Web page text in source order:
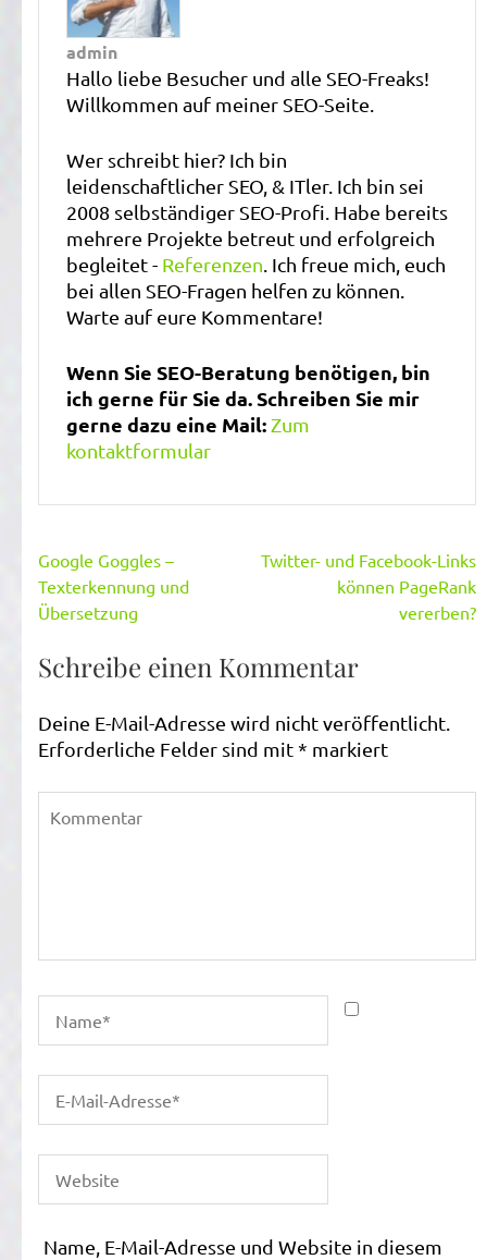
admin
Hallo liebe Besucher und alle SEO-Freaks!
Willkommen auf meiner SEO-Seite.
Wer schreibt hier? Ich bin
leidenschaftlicher SEO, & ITler. Ich bin sei
2008 selbständiger SEO-Profi. Habe bereits
mehrere Projekte betreut und erfolgreich
begleitet - Referenzen . Ich freue mich, euch
bei allen SEO-Fragen helfen zu können.
Warte auf eure Kommentare!
Wenn Sie SEO-Beratung benötigen, bin
ich gerne für Sie da. Schreiben Sie mir
gerne dazu eine Mail: Zum
kontaktformular
Beitragsnavigation
Google Goggles –
Texterkennung und
Übersetzung
Twitter- und Facebook-Links
können PageRank
vererben?
Schreibe einen Kommentar
Deine E-Mail-Adresse wird nicht veröffentlicht.
Erforderliche Felder sind mit* markiert
Name, E-Mail-Adresse und Website in diesem